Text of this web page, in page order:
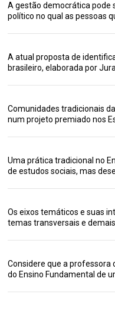
A gestão democrática pode
político no qual as pessoas
A atual proposta de
brasileiro, elaborada por
Comunidades tradicionais
num projeto premiado nos
Uma prática tradicional no
de estudos sociais, mas
Os eixos temáticos e suas
temas transversais e
Considere que a professora
do Ensino Fundamental de